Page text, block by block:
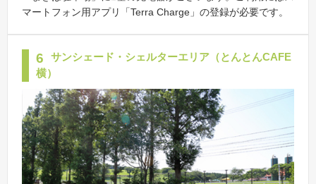
マートフォン用アプリ「Terra Charge」の登録が必要です。
6
サンシェード・シェルターエリア（とんとんCAFE
横）